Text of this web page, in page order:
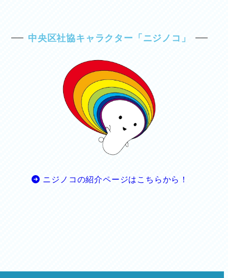
中央区社協キャラクター「ニジノコ」
ニジノコの紹介ページはこちらから！